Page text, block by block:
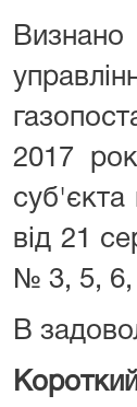
2017
суб'єкта
від 21
№ 3, 5, 6,
В